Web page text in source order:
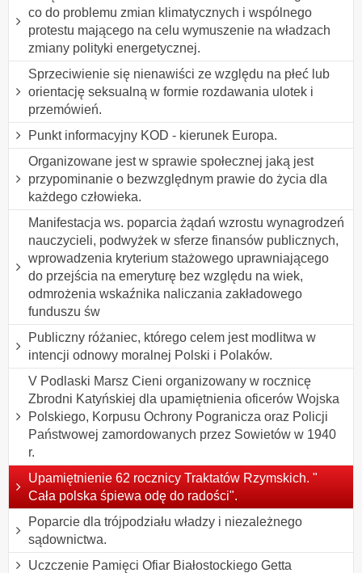
co do problemu zmian klimatycznych i wspólnego
protestu mającego na celu wymuszenie na władzach
zmiany polityki energetycznej.
Sprzeciwienie się nienawiści ze względu na płeć lub
orientację seksualną w formie rozdawania ulotek i
przemówień.
Punkt informacyjny KOD - kierunek Europa.
Organizowane jest w sprawie społecznej jaką jest
przypominanie o bezwzględnym prawie do życia dla
każdego człowieka.
Manifestacja ws. poparcia żądań wzrostu wynagrodzeń
nauczycieli, podwyżek w sferze finansów publicznych,
wprowadzenia kryterium stażowego uprawniającego
do przejścia na emeryturę bez względu na wiek,
odmrożenia wskaźnika naliczania zakładowego
funduszu św
Publiczny różaniec, którego celem jest modlitwa w
intencji odnowy moralnej Polski i Polaków.
V Podlaski Marsz Cieni organizowany w rocznicę
Zbrodni Katyńskiej dla upamiętnienia oficerów Wojska
Polskiego, Korpusu Ochrony Pogranicza oraz Policji
Państwowej zamordowanych przez Sowietów w 1940
r.
Upamiętnienie 62 rocznicy Traktatów Rzymskich. "
Cała polska śpiewa odę do radości".
Poparcie dla trójpodziału władzy i niezależnego
sądownictwa.
Uczczenie Pamięci Ofiar Białostockiego Getta